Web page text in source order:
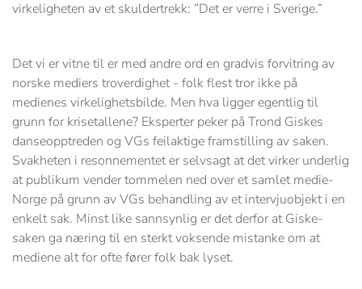
virkeligheten av et skuldertrekk: ”Det er verre i Sverige.”
Det vi er vitne til er med andre ord en gradvis forvitring av
norske mediers troverdighet - folk flest tror ikke på
medienes virkelighetsbilde. Men hva ligger egentlig til
grunn for krisetallene? Eksperter peker på Trond Giskes
danseopptreden og VGs feilaktige framstilling av saken.
Svakheten i resonnementet er selvsagt at det virker underlig
at publikum vender tommelen ned over et samlet medie-
Norge på grunn av VGs behandling av et intervjuobjekt i en
enkelt sak. Minst like sannsynlig er det derfor at Giske-
saken ga næring til en sterkt voksende mistanke om at
mediene alt for ofte fører folk bak lyset.